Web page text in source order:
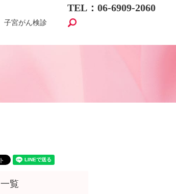
TEL：06-6909-2060
子宮がん検診